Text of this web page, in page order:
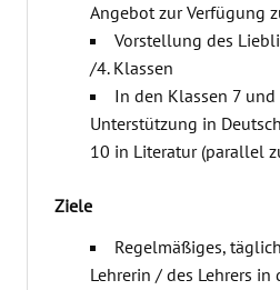
Angebot zur Verfügung
Vorstellung des
/4. Klassen
In den Klassen 7
Unterstützung in
10 in Literatur (parallel
Ziele
Regelmäßiges,
Lehrerin / des Lehrers in